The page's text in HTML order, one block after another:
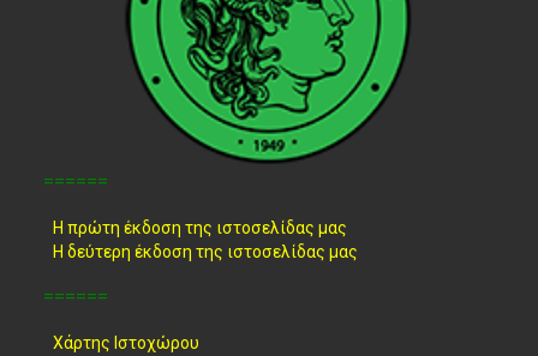
======
Η πρώτη έκδοση της ιστοσελίδας μας
Η δεύτερη έκδοση της ιστοσελίδας μας
======
Χάρτης Ιστοχώρου